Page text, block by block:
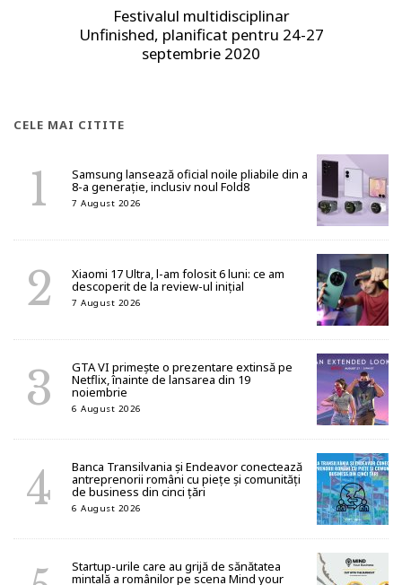
Festivalul multidisciplinar
Unfinished, planificat pentru 24-27
septembrie 2020
CELE MAI CITITE
Samsung lansează oficial noile pliabile din a
8-a generație, inclusiv noul Fold8
7 August 2026
Xiaomi 17 Ultra, l-am folosit 6 luni: ce am
descoperit de la review-ul inițial
7 August 2026
GTA VI primește o prezentare extinsă pe
Netflix, înainte de lansarea din 19
noiembrie
6 August 2026
Banca Transilvania și Endeavor conectează
antreprenorii români cu piețe și comunități
de business din cinci țări
6 August 2026
Startup-urile care au grijă de sănătatea
mintală a românilor pe scena Mind your